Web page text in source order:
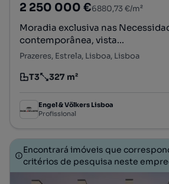
2 250 000 €6880,73 €/m²
Moradia exclusiva nas
contemporânea, vista...
Prazeres, Estrela, Lisboa, Lisboa
Tipologia
T3
Preço por metro quadrado
327 m²
Engel & Völkers Lisboa
Profissional
Encontrará imóveis que
critérios de pesquisa neste